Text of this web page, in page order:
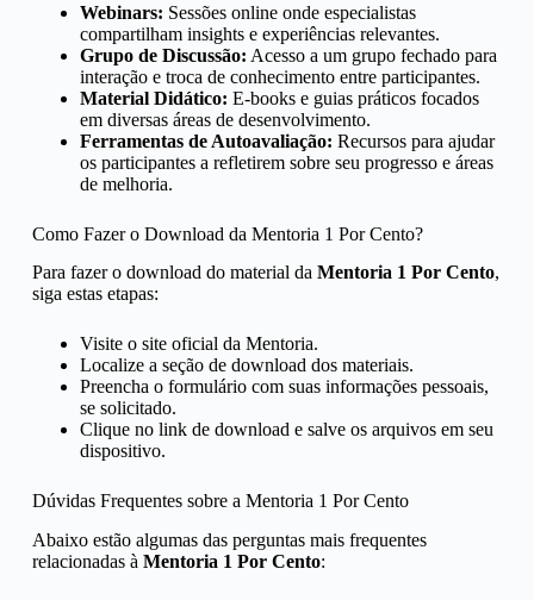
Webinars: Sessões online onde especialistas
compartilham insights e experiências relevantes.
Grupo de Discussão: Acesso a um grupo fechado para
interação e troca de conhecimento entre participantes.
Material Didático: E-books e guias práticos focados
em diversas áreas de desenvolvimento.
Ferramentas de Autoavaliação: Recursos para ajudar
os participantes a refletirem sobre seu progresso e áreas
de melhoria.
Como Fazer o Download da Mentoria 1 Por Cento?
Para fazer o download do material da Mentoria 1 Por Cento,
siga estas etapas:
Visite o site oficial da Mentoria.
Localize a seção de download dos materiais.
Preencha o formulário com suas informações pessoais,
se solicitado.
Clique no link de download e salve os arquivos em seu
dispositivo.
Dúvidas Frequentes sobre a Mentoria 1 Por Cento
Abaixo estão algumas das perguntas mais frequentes
relacionadas à Mentoria 1 Por Cento: